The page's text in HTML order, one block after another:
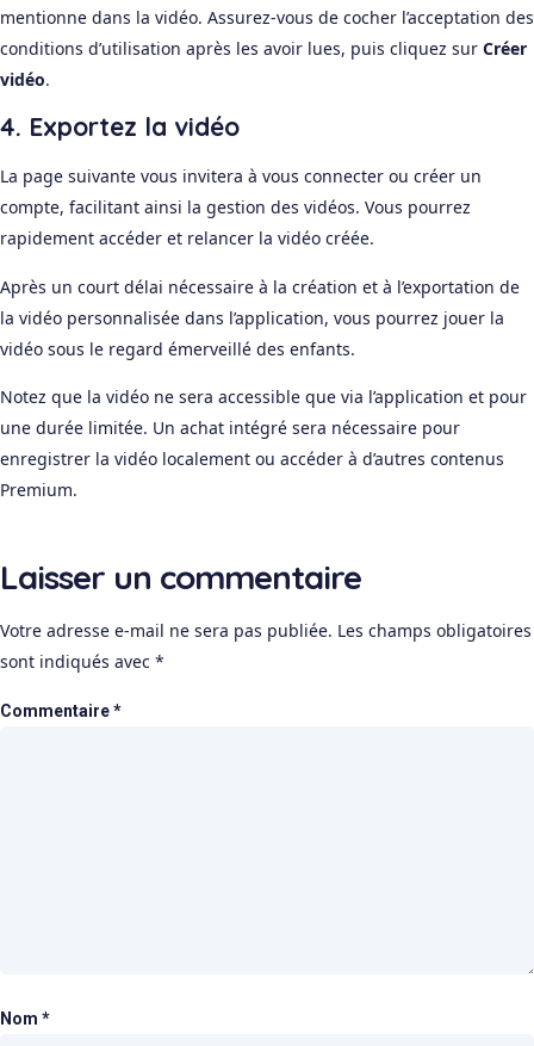
mentionne dans la vidéo. Assurez-vous de cocher l’acceptation des
conditions d’utilisation après les avoir lues, puis cliquez sur Créer
vidéo.
4. Exportez la vidéo
La page suivante vous invitera à vous connecter ou créer un
compte, facilitant ainsi la gestion des vidéos. Vous pourrez
rapidement accéder et relancer la vidéo créée.
Après un court délai nécessaire à la création et à l’exportation de
la vidéo personnalisée dans l’application, vous pourrez jouer la
vidéo sous le regard émerveillé des enfants.
Notez que la vidéo ne sera accessible que via l’application et pour
une durée limitée. Un achat intégré sera nécessaire pour
enregistrer la vidéo localement ou accéder à d’autres contenus
Premium.
Laisser un commentaire
Votre adresse e-mail ne sera pas publiée. Les champs obligatoires
sont indiqués avec *
Commentaire*
Nom *